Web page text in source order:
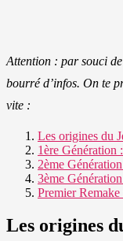
Attention : par souci
bourré d’infos. On te
vite :
Les origines du
1ère
2ème
3ème
Premier
Les origines